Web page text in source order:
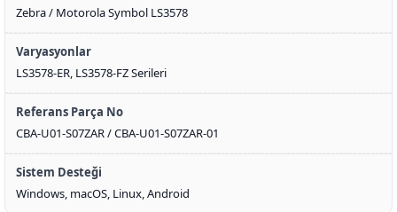
Zebra / Motorola Symbol LS3578
Varyasyonlar
LS3578-ER, LS3578-FZ Serileri
Referans Parça No
CBA-U01-S07ZAR / CBA-U01-S07ZAR-01
Sistem Desteği
Windows, macOS, Linux, Android